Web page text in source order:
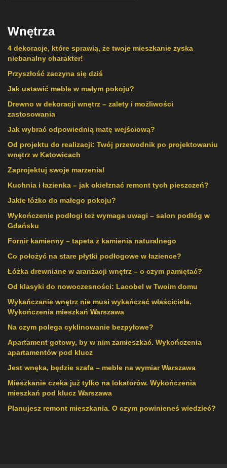
Wnętrza
4 dekoracje, które sprawią, że twoje mieszkanie zyska
niebanalny charakter!
Przyszłość zaczyna się dziś
Jak ustawić meble w małym pokoju?
Drewno w dekoracji wnętrz – zalety i możliwości
zastosowania
Jak wybrać odpowiednią matę wejściową?
Od projektu do realizacji: Twój przewodnik po projektowaniu
wnętrz w Katowicach
Zaprojektuj swoje marzenia!
Kuchnia i łazienka – jak okiełznać remont tych pieszczeń?
Jakie łóżko do małego pokoju?
Wykończenie podłogi też wymaga uwagi – salon podłóg w
Gdańsku
Fornir kamienny – tapeta z kamienia naturalnego
Co położyć na stare płytki podłogowe w łazience?
Łóżka drewniane w aranżacji wnętrz – o czym pamiętać?
Od klasyki do nowoczesności: Lacobel w Twoim domu
Wykańczanie wnętrz nie musi wykańczać właściciela.
Wykończenia mieszkań Warszawa
Na czym polega cyklinowanie bezpyłowe?
Apartament gotowy, by w nim zamieszkać. Wykończenia
apartamentów pod klucz
Jest wnęka, będzie szafa – meble na wymiar Warszawa
Mieszkanie czeka już tylko na lokatorów. Wykończenia
mieszkań pod klucz Warszawa
Planujesz remont mieszkania. O czym powinieneś wiedzieć?